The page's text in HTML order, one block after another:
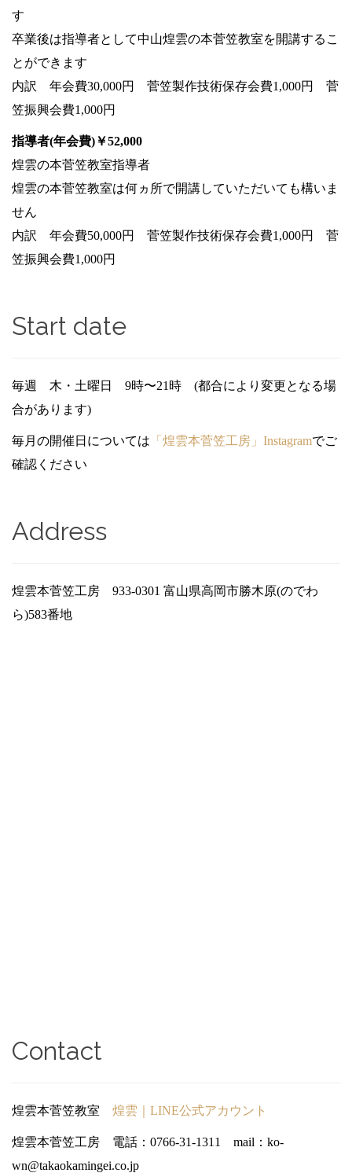
す
卒業後は指導者として中山煌雲の本菅笠教室を開講するこ
とができます
内訳 年会費30,000円 菅笠製作技術保存会費1,000円 菅
笠振興会費1,000円
指導者(年会費)￥52,000
煌雲の本菅笠教室指導者
煌雲の本菅笠教室は何ヵ所で開講していただいても構いま
せん
内訳 年会費50,000円 菅笠製作技術保存会費1,000円 菅
笠振興会費1,000円
Start date
毎週 木・土曜日 9時〜21時 (都合により変更となる場
合があります)
毎月の開催日については 「煌雲本菅笠工房」Instagramでご
確認ください
Address
煌雲本菅笠工房 933-0301 富山県高岡市勝木原(のでわ
ら)583番地
Contact
煌雲本菅笠教室 煌雲｜LINE公式アカウント
煌雲本菅笠工房 電話：0766-31-1311 mail：ko-
wn@takaokamingei.co.jp